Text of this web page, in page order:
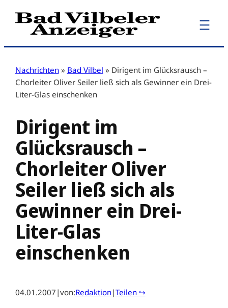
Zum
Inhalt
Nachrichten » Bad Vilbel » Dirigent im Glücksrausch –
Chorleiter Oliver Seiler ließ sich als Gewinner ein Drei-
Liter-Glas einschenken
Dirigent im
Glücksrausch –
Chorleiter Oliver
Seiler ließ sich als
Gewinner ein Drei-
Liter-Glas
einschenken
04.01.2007 |von:Redaktion|Teilen ↪